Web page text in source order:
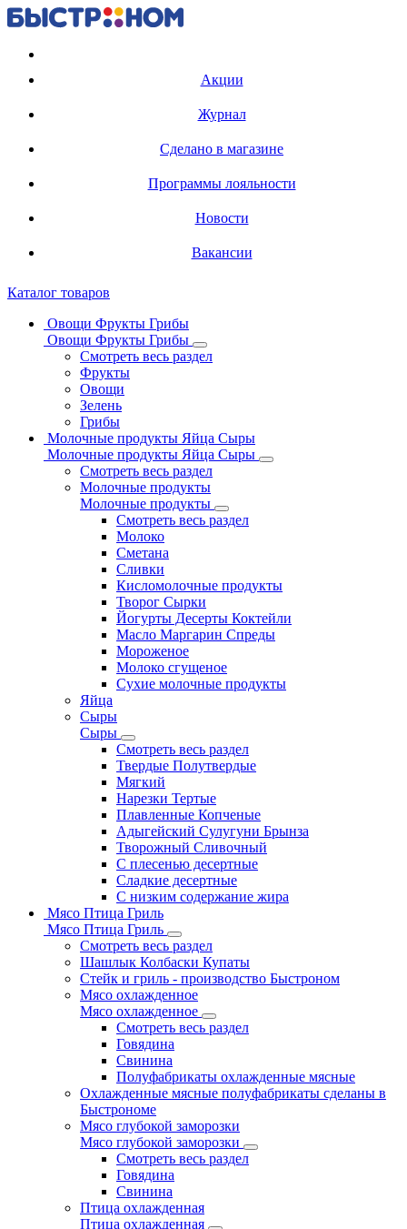
Акции
Журнал
Сделано в магазине
Программы лояльности
Новости
Вакансии
Каталог товаров
Овощи Фрукты Грибы
Овощи Фрукты Грибы
Смотреть весь раздел
Фрукты
Овощи
Зелень
Грибы
Молочные продукты Яйца Сыры
Молочные продукты Яйца Сыры
Смотреть весь раздел
Молочные продукты
Молочные продукты
Смотреть весь раздел
Молоко
Сметана
Сливки
Кисломолочные продукты
Творог Сырки
Йогурты Десерты Коктейли
Масло Маргарин Спреды
Мороженое
Молоко сгущеное
Сухие молочные продукты
Яйца
Сыры
Сыры
Смотреть весь раздел
Твердые Полутвердые
Мягкий
Нарезки Тертые
Плавленные Копченые
Адыгейский Сулугуни Брынза
Творожный Сливочный
С плесенью десертные
Сладкие десертные
С низким содержание жира
Мясо Птица Гриль
Мясо Птица Гриль
Смотреть весь раздел
Шашлык Колбаски Купаты
Стейк и гриль - производство Быстроном
Мясо охлажденное
Мясо охлажденное
Смотреть весь раздел
Говядина
Свинина
Полуфабрикаты охлажденные мясные
Охлажденные мясные полуфабрикаты сделаны в
Быстрономе
Мясо глубокой заморозки
Мясо глубокой заморозки
Смотреть весь раздел
Говядина
Свинина
Птица охлажденная
Птица охлажденная